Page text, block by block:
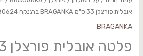
אובלית פורצלן 33 ס"מ BRAGANKA ברגנקה 21080624_#
BRAGANKA